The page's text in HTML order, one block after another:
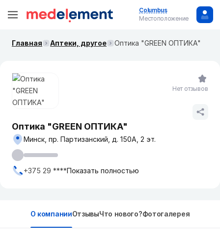
Columbus
Местоположение
Главная Аптеки, другое Оптика "GREEN ОПТИКА"
Оптика "GREEN ОПТИКА"
Минск, пр. Партизанский, д. 150А, 2 эт.
+375 29 ****Показать полностью
Нет отзывов
О компанииОтзывыЧто нового?Фотогалерея